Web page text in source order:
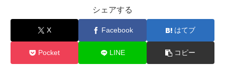
シェアする
X Facebook はてブ
Pocket LINE コピー